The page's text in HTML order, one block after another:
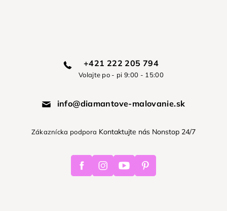
+421 222 205 794
Volajte po - pi 9:00 - 15:00
info@diamantove-malovanie.sk
Zákaznícka podpora Kontaktujte nás Nonstop 24/7
FacebookInstagramYoutube Pinterest